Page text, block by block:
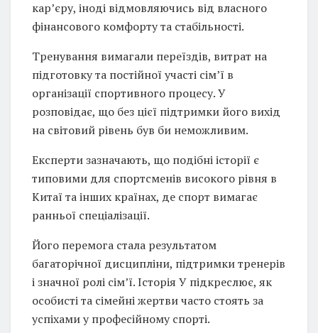
кар’єру, іноді відмовляючись від власного
фінансового комфорту та стабільності.
Тренування вимагали переїздів, витрат на
підготовку та постійної участі сім’ї в
організації спортивного процесу. У
розповідає, що без цієї підтримки його вихід
на світовий рівень був би неможливим.
Експерти зазначають, що подібні історії є
типовими для спортсменів високого рівня в
Китаї та інших країнах, де спорт вимагає
ранньої спеціалізації.
Його перемога стала результатом
багаторічної дисципліни, підтримки тренерів
і значної ролі сім’ї. Історія У підкреслює, як
особисті та сімейні жертви часто стоять за
успіхами у професійному спорті.